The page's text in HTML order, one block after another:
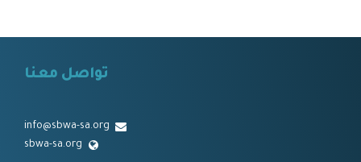
تواصل معنا
info@sbwa-sa.org
sbwa-sa.org